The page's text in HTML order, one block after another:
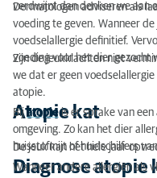
verdwijnt dan denken we aan
Dermatologen adviseren als
voeding te geven. Wanneer
voedselallergie definitief.
voeding voor het dier gezocht
Zijn de jeukklachten niet
we dat er geen
atopie.
Atopie kat
Bij atopieis er sprake van een
omgeving. Zo kan het dier
huisstofmijt of huidschilfers
De jeuk kan het hele jaar
Diagnose atopie
Wanneer andere allergiën als